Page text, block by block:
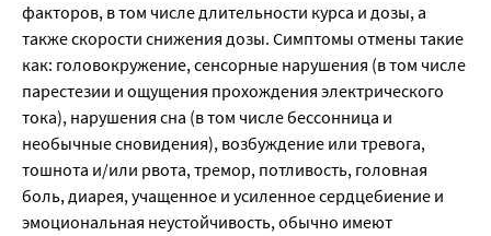
факторов, в том числе длительности курса и дозы, а
также скорости снижения дозы. Симптомы отмены такие
как: головокружение, сенсорные нарушения (в том числе
парестезии и ощущения прохождения электрического
тока), нарушения сна (в том числе бессонница и
необычные сновидения), возбуждение или тревога,
тошнота и/или рвота, тремор, потливость, головная
боль, диарея, учащенное и усиленное сердцебиение и
эмоциональная неустойчивость, обычно имеют